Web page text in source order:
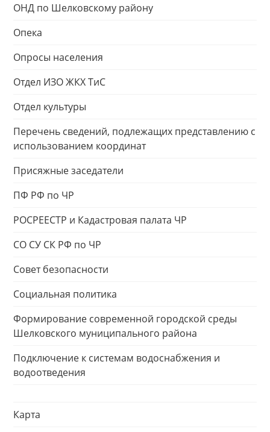
ОНД по Шелковскому району
Опека
Опросы населения
Отдел ИЗО ЖКХ ТиС
Отдел культуры
Перечень сведений, подлежащих представлению с
использованием координат
Присяжные заседатели
ПФ РФ по ЧР
РОСРЕЕСТР и Кадастровая палата ЧР
СО СУ СК РФ по ЧР
Совет безопасности
Социальная политика
Формирование современной городской среды
Шелковского муниципального района
Подключение к системам водоснабжения и
водоотведения
Карта